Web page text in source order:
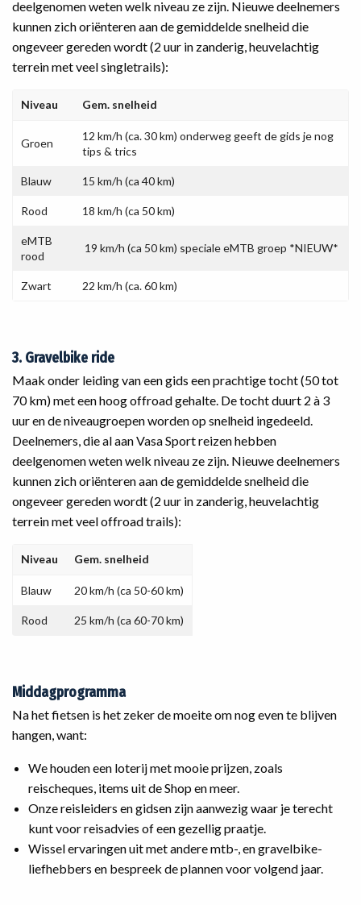
deelgenomen weten welk niveau ze zijn. Nieuwe deelnemers
kunnen zich oriënteren aan de gemiddelde snelheid die
ongeveer gereden wordt (2 uur in zanderig, heuvelachtig
terrein met veel singletrails):
Niveau Gem. snelheid
Groen
12 km/h (ca. 30 km) onderweg geeft de gids je nog
tips & trics
Blauw 15 km/h (ca 40 km)
Rood 18 km/h (ca 50 km)
eMTB
rood
19 km/h (ca 50 km) speciale eMTB groep *NIEUW*
Zwart 22 km/h (ca. 60 km)
3. Gravelbike ride
Maak onder leiding van een gids een prachtige tocht (50 tot
70 km) met een hoog offroad gehalte. De tocht duurt 2 à 3
uur en de niveaugroepen worden op snelheid ingedeeld.
Deelnemers, die al aan Vasa Sport reizen hebben
deelgenomen weten welk niveau ze zijn. Nieuwe deelnemers
kunnen zich oriënteren aan de gemiddelde snelheid die
ongeveer gereden wordt (2 uur in zanderig, heuvelachtig
terrein met veel offroad trails):
Niveau Gem. snelheid
Blauw 20 km/h (ca 50-60 km)
Rood 25 km/h (ca 60-70 km)
Middagprogramma
Na het fietsen is het zeker de moeite om nog even te blijven
hangen, want:
We houden een loterij met mooie prijzen, zoals
reischeques, items uit de Shop en meer.
Onze reisleiders en gidsen zijn aanwezig waar je terecht
kunt voor reisadvies of een gezellig praatje.
Wissel ervaringen uit met andere mtb-, en gravelbike-
liefhebbers en bespreek de plannen voor volgend jaar.